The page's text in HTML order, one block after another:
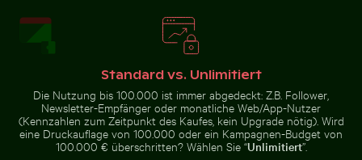
Einsamer Baum im Naturschutzgebiet Yum Balam
Menschen genießen den Strand auf Holbox
Menschen genießen den Strand
Kinder spielen Fußball auf
Kinder spielen Fußball auf einem
Strandliegen und Sonnenschirme am Sandstrand
Mann im Kings River an
Standard vs. Unlimitiert
Die Nutzung bis 100.000 ist immer abgedeckt: Z.B. Follower,
Newsletter-Empfänger oder monatliche Web/App-Nutzer
(Kennzahlen zum Zeitpunkt des Kaufes, kein Upgrade nötig). Wird
eine Druckauflage von 100.000 oder ein Kampagnen-Budget von
100.000 € überschritten? Wählen Sie “Unlimitiert”.